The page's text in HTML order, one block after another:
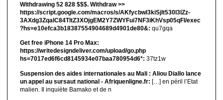
Withdrawing 52 828 $$$. Withdrаw >>
https://script.google.com/macros/s/AKfycbwl3kiSjlt530I3lZz-
3AXdg3ZqalC84TltZ3XOjgEM2Y7ZWYFui7NF3iKhVsp05qFl/exec
?hs=e10efca3b18387554904689d4901de80&: qu7gqa
Get free iPhone 14 Pro Max:
https://writedesigndeliver.com/upload/go.php
hs=7017ed6f6cd8145934e07baa780954d6*: 37tz1w
Suspension des aides internationales au Mali : Aliou Diallo lance
un appel au sursaut national - Afriquenligne.fr: […] en péril l’Etat
malien. Il inquiète Bamako et de n